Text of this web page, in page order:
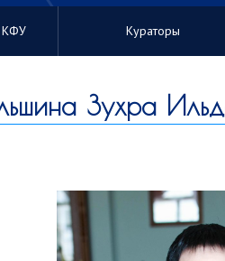
КФУ Кураторы
Зухра